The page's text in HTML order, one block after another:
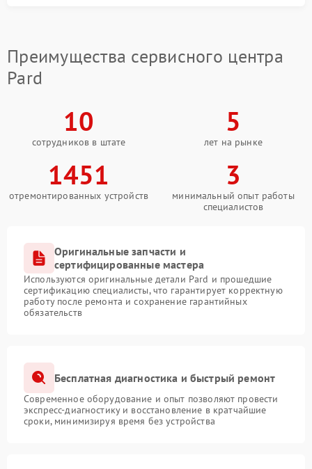
Преимущества сервисного центра
Pard
10
сотрудников в штате
5
лет на рынке
1451
отремонтированных устройств
3
минимальный опыт работы
специалистов
Оригинальные запчасти и
сертифицированные мастера
Используются оригинальные детали Pard и прошедшие
сертификацию специалисты, что гарантирует корректную
работу после ремонта и сохранение гарантийных
обязательств
Бесплатная диагностика и быстрый ремонт
Современное оборудование и опыт позволяют провести
экспресс-диагностику и восстановление в кратчайшие
сроки, минимизируя время без устройства